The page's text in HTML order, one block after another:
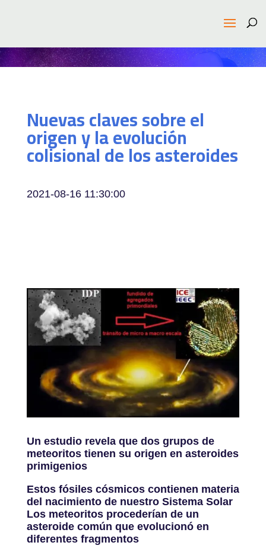
Nuevas claves sobre el
origen y la evolución
colisional de los asteroides
2021-08-16 11:30:00
Un estudio revela que dos grupos de
meteoritos tienen su origen en asteroides
primigenios
Estos fósiles cósmicos contienen materia
del nacimiento de nuestro Sistema Solar
Los meteoritos procederían de un
asteroide común que evolucionó en
diferentes fragmentos